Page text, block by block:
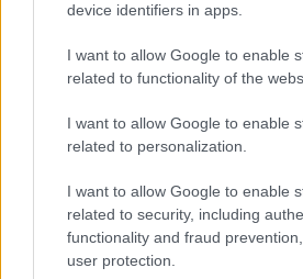
device identifiers in apps.
I want to allow Google to enable
related to functionality of the
I want to allow Google to enable
related to personalization.
I want to allow Google to enable
related to security, including
functionality and fraud
user protection.